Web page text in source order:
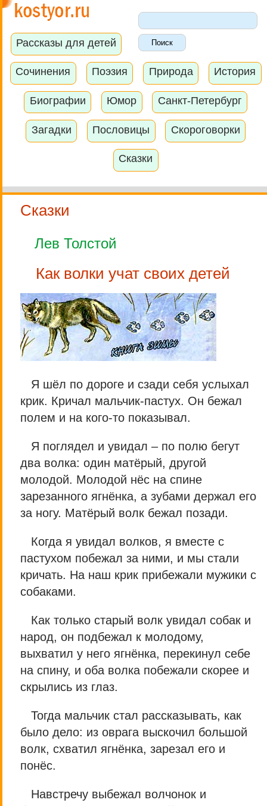
Рассказы для детей
Сочинения Поэзия Природа История
Биографии Юмор Санкт-Петербург
Загадки Пословицы Скороговорки
Сказки
Сказки
Лев Толстой
Как волки учат своих детей
Я шёл по дороге и сзади себя услыхал
крик. Кричал мальчик-пастух. Он бежал
полем и на кого-то показывал.
Я поглядел и увидал – по полю бегут
два волка: один матёрый, другой
молодой. Молодой нёс на спине
зарезанного ягнёнка, а зубами держал его
за ногу. Матёрый волк бежал позади.
Когда я увидал волков, я вместе с
пастухом побежал за ними, и мы стали
кричать. На наш крик прибежали мужики с
собаками.
Как только старый волк увидал собак и
народ, он подбежал к молодому,
выхватил у него ягнёнка, перекинул себе
на спину, и оба волка побежали скорее и
скрылись из глаз.
Тогда мальчик стал рассказывать, как
было дело: из оврага выскочил большой
волк, схватил ягнёнка, зарезал его и
понёс.
Навстречу выбежал волчонок и